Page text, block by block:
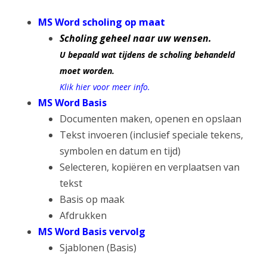
MS Word scholing op maat
Scholing geheel naar uw wensen.
U bepaald wat tijdens de scholing behandeld
moet worden.
Klik hier voor meer info.
MS Word Basis
Documenten maken, openen en opslaan
Tekst invoeren (inclusief speciale tekens,
symbolen en datum en tijd)
Selecteren, kopiëren en verplaatsen van
tekst
Basis op maak
Afdrukken
MS Word Basis vervolg
Sjablonen (Basis)